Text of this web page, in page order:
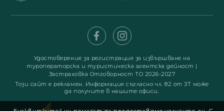
Удостоверение за регистрация за извършване на
туроператорска и туристическа агентска дейност |
Застраховка Отговорност ТО 2026-2027
Този сайт е рекламен. Информация съгласно чл. 82 от ЗТ може
да получите в нашите офиси.